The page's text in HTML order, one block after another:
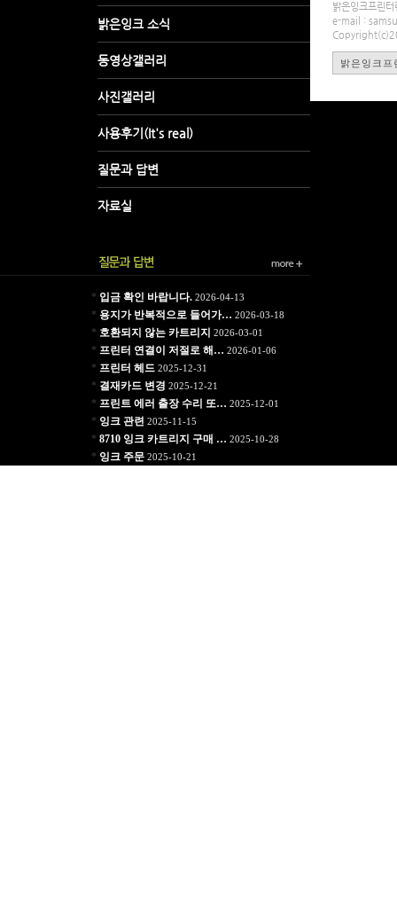
* 입금 확인 바랍니다.2026-04-13
* 용지가 반복적으로 들어가… 2026-03-18
* 호환되지 않는 카트리지 2026-03-01
* 프린터 연결이 저절로 해… 2026-01-06
* 프린터 헤드 2025-12-31
* 결재카드 변경 2025-12-21
* 프린트 에러 출장 수리 또… 2025-12-01
* 잉크 관련 2025-11-15
* 8710 잉크 카트리지 구매 … 2025-10-28
* 잉크 주문2025-10-21
밝은잉크프
e-mail :
밝은잉크프